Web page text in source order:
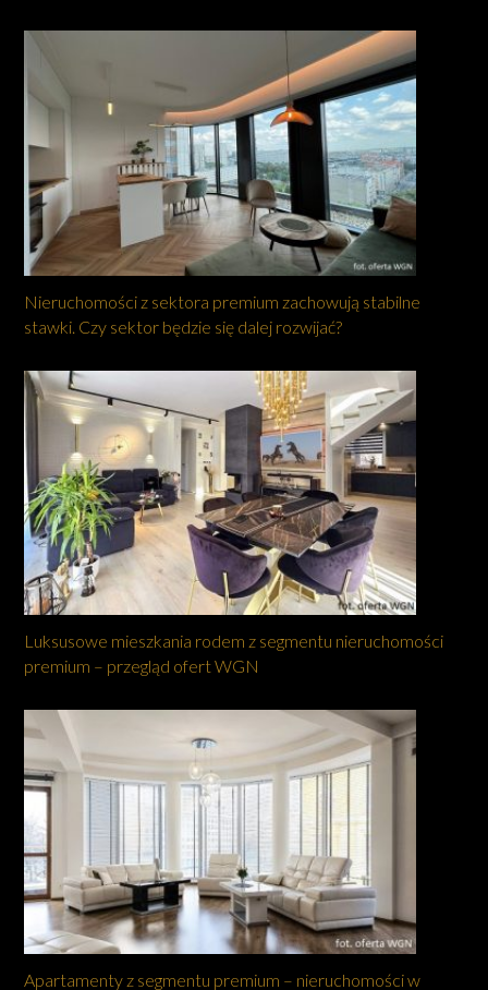
Nieruchomości z sektora premium zachowują stabilne
stawki. Czy sektor będzie się dalej rozwijać?
Luksusowe mieszkania rodem z segmentu nieruchomości
premium – przegląd ofert WGN
Apartamenty z segmentu premium – nieruchomości w